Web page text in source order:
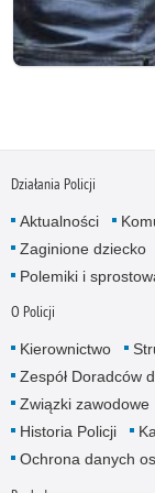
Działania Policji
Aktualności
Zaginione dziecko
Polemiki i
O Policji
Kierownictwo
Zespół Doradców
Związki zawodowe
Historia Policji
Ochrona danych